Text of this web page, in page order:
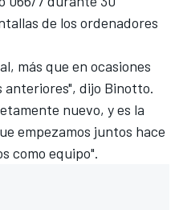
de los ordenadores
más que en ocasiones
anteriores", dijo Binotto.
nuevo, y es la
empezamos juntos hace
como equipo".